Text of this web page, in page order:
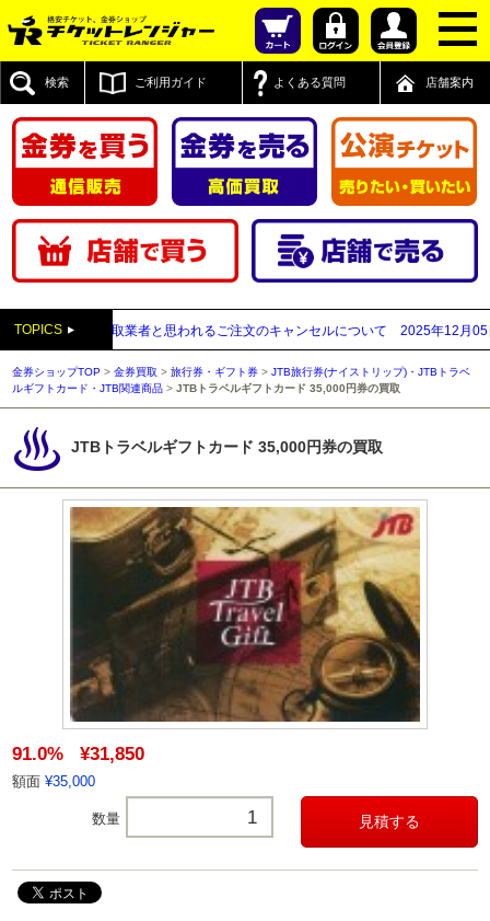
検索 ご利用ガイド よくある質問 店舗案内
TOPICS
先払い買取業者と思われるご注文のキャンセルについて 2025年12月05日 【
金券ショップTOP >金券買取 >旅行券・ギフト券 >JTB旅行券(ナイストリップ)・JTBトラベ
ルギフトカード・JTB関連商品 >JTBトラベルギフトカード 35,000円券の買取
JTBトラベルギフトカード 35,000円券の買取
91.0% ¥31,850
額面 ¥35,000
数量